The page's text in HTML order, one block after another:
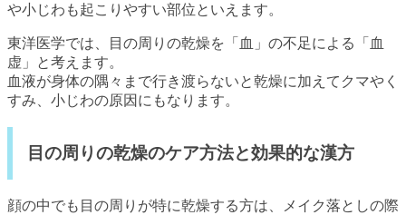
や小じわも起こりやすい部位といえます。
東洋医学では、目の周りの乾燥を「血」の不足による「血
虚」と考えます。
血液が身体の隅々まで行き渡らないと乾燥に加えてクマやく
すみ、小じわの原因にもなります。
目の周りの乾燥のケア方法と効果的な漢方
顔の中でも目の周りが特に乾燥する方は、メイク落としの際